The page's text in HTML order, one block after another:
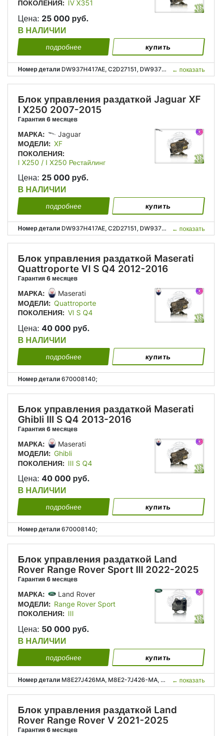
ПОКОЛЕНИЯ: IV X351
Цена: 25 000 руб.
В НАЛИЧИИ
подробнее купить
Номер детали DW937H417AE, C2D27151, DW937G360AA, DW93-7H417-AE, DW93-7G360-AA; ← показать
Блок управления раздаткой Jaguar XF
I X250 2007-2015
Гарантия 6 месяцев
МАРКА:
Jaguar
МОДЕЛИ: XF
ПОКОЛЕНИЯ:
I X250 / I X250 Рестайлинг
Цена: 25 000 руб.
В НАЛИЧИИ
подробнее купить
Номер детали DW937H417AE, C2D27151, DW937G360AA, DW93-7H417-AE, DW93-7G360-AA; ← показать
Блок управления раздаткой Maserati
Quattroporte VI S Q4 2012-2016
Гарантия 6 месяцев
МАРКА:
Maserati
МОДЕЛИ: Quattroporte
ПОКОЛЕНИЯ: VI S Q4
Цена: 40 000 руб.
В НАЛИЧИИ
подробнее купить
Номер детали 670008140;
Блок управления раздаткой Maserati
Ghibli III S Q4 2013-2016
Гарантия 6 месяцев
МАРКА:
Maserati
МОДЕЛИ: Ghibli
ПОКОЛЕНИЯ: III S Q4
Цена: 40 000 руб.
В НАЛИЧИИ
подробнее купить
Номер детали 670008140;
Блок управления раздаткой Land
Rover Range Rover Sport III 2022-2025
Гарантия 6 месяцев
МАРКА:
Land Rover
МОДЕЛИ: Range Rover Sport
ПОКОЛЕНИЯ: III
Цена: 50 000 руб.
В НАЛИЧИИ
подробнее купить
Номер детали M8E27J426MA, M8E2-7J426-MA, LR160875, M8E27J426AC, M8E2-7J426-AC; ← показать
Блок управления раздаткой Land
Rover Range Rover V 2021-2025
Гарантия 6 месяцев